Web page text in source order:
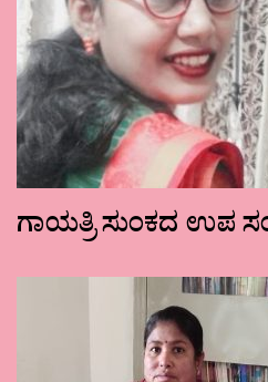
ಗಾಯತ್ರಿ ಸುಂಕದ ಉಪ